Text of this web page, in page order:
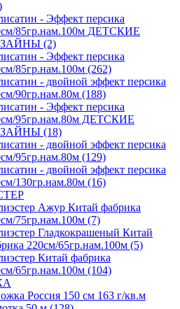
- Эффект персика
85гр.нам.100м ДЕТСКИЕ
(2)
- Эффект персика
85гр.нам.100м (262)
- двойной эффект персика
90гр.нам.80м (188)
- Эффект персика
95гр.нам.80м ДЕТСКИЕ
(18)
- двойной эффект персика
95гр.нам.80м (129)
- двойной эффект персика
130гр.нам.80м (16)
Ажур Китай фабрика
75гр.нам.100м (7)
Гладкокрашеный Китай
220см/65гр.нам.100м (5)
Китай фабрика
65гр.нам.100м (104)
Россия 150 см 163 г/кв.м